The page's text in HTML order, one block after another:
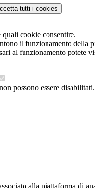
tutti i cookies
quali cookie consentire.
il funzionamento della
al funzionamento potete
possono essere
alla piattaforma di